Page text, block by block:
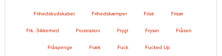
Frihedsbudskabet Frihedskæmper Frisk Frisør
Frk. Sikkerhed Frustration Frygt Fryser Fråseri
Fråspenge Fræk Fuck Fucked Up